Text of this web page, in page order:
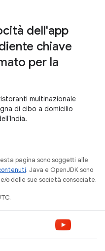
dell'app
chiave
per la
multinazionale
di cibo a domicilio
pagina sono soggetti alle
. Java e OpenJDK sono
o delle sue società consociate.